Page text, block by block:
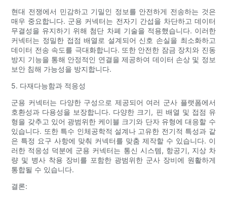
현대 전쟁에서 민감하고 기밀인 정보를 안전하게 전송하는 것은
매우 중요합니다. 군용 커넥터는 전자기 간섭을 차단하고 데이터
무결성을 유지하기 위해 첨단 차폐 기술을 적용했습니다. 이러한
커넥터는 정밀한 접점 배열로 설계되어 신호 손실을 최소화하고
데이터 전송 속도를 극대화합니다. 또한 안전한 잠금 장치와 진동
방지 기능을 통해 안정적인 연결을 제공하여 데이터 손상 및 정보
보안 침해 가능성을 방지합니다.
5. 다재다능함과 적응성
군용 커넥터는 다양한 구성으로 제공되어 여러 군사 플랫폼에서
호환성과 다용성을 보장합니다. 다양한 크기, 핀 배열 및 접점 유
형을 갖추고 있어 광범위한 케이블 크기와 단자 유형에 대응할 수
있습니다. 또한 특수 인체공학적 설계나 고유한 전기적 특성과 같
은 특정 요구 사항에 맞춰 커넥터를 맞춤 제작할 수 있습니다. 이
러한 적응성 덕분에 군용 커넥터는 통신 시스템, 항공기, 지상 차
량 및 병사 착용 장비를 포함한 광범위한 군사 장비에 원활하게
통합될 수 있습니다.
결론: